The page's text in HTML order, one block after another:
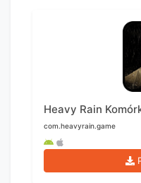
Heavy Rain
com.heavyrain.game